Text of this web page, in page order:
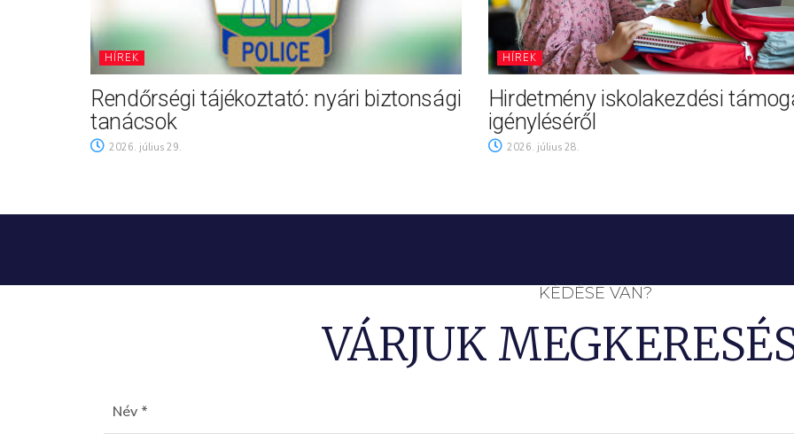
HÍREK
Rendőrségi tájékoztató: nyári biztonsági
tanácsok
2026. július 29.
HÍREK
Hirdetmény iskolakezdési
igényléséről
2026. július 28.
KÉDÉSE VAN?
VÁRJUK